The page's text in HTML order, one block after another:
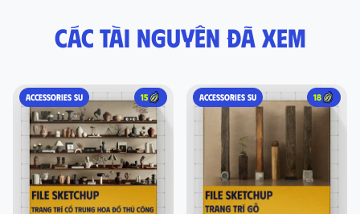
Các tài nguyên đã xem
ACCESSORIES SU 15 ACCESSORIES SU 18